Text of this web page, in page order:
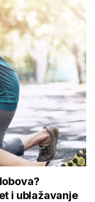
i ublažavanje